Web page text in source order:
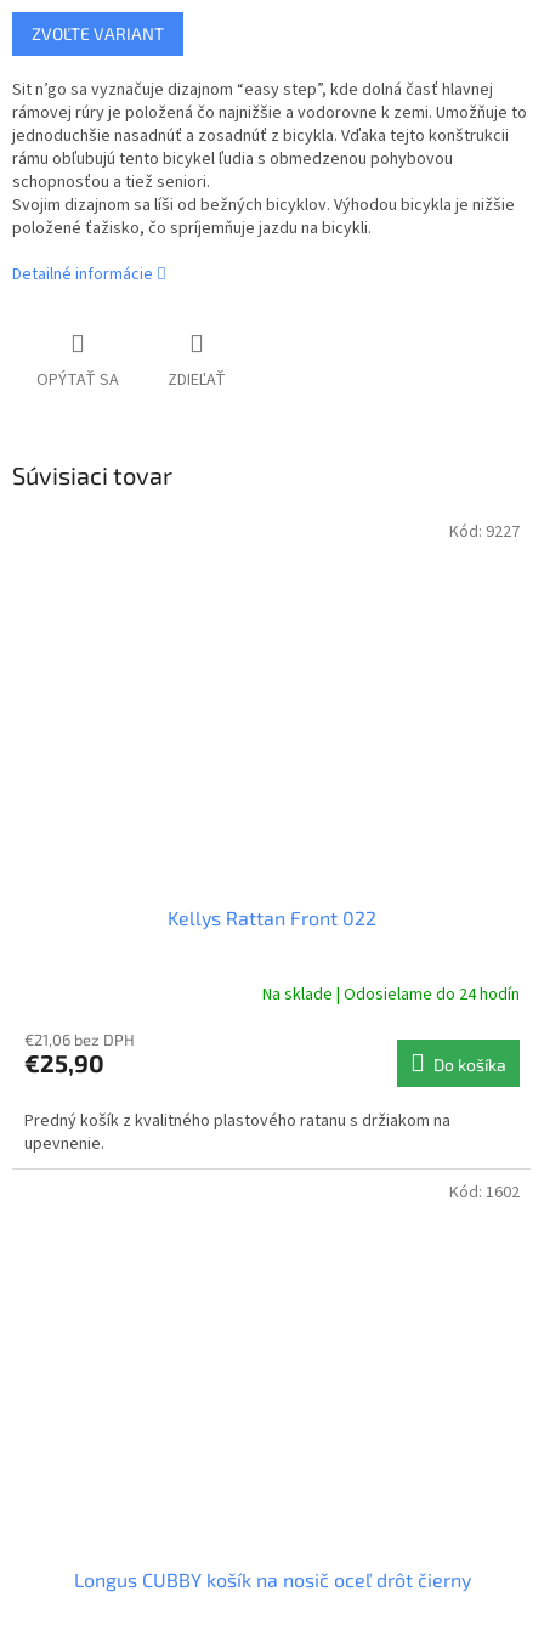
O
Jednotková
cena:
ZVOĽTE VARIANT
Sit n’go sa vyznačuje dizajnom “easy step”, kde dolná časť hlavnej
rámovej rúry je položená čo najnižšie a vodorovne k zemi. Umožňuje to
jednoduchšie nasadnúť a zosadnúť z bicykla. Vďaka tejto konštrukcii
rámu obľubujú tento bicykel ľudia s obmedzenou pohybovou
schopnosťou a tiež seniori.
Svojim dizajnom sa líši od bežných bicyklov. Výhodou bicykla je nižšie
položené ťažisko, čo spríjemňuje jazdu na bicykli.
Detailné informácie
OPÝTAŤ SA ZDIEĽAŤ
Súvisiaci tovar
Kellys Rattan Front 022
Na sklade | Odosielame do 24 hodín
€21,06 bez DPH
€25,90 Do košíka
Predný košík z kvalitného plastového ratanu s držiakom na
upevnenie.
Kód: 9227
Longus CUBBY košík na nosič oceľ drôt čierny
Kód: 1602